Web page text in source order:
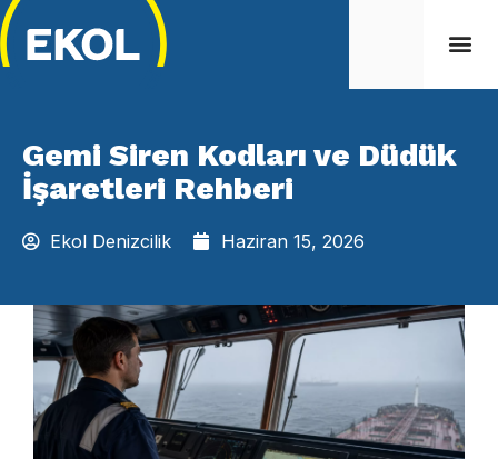
Gemi Siren Kodları ve Düdük
İşaretleri Rehberi
Ekol Denizcilik Haziran 15, 2026